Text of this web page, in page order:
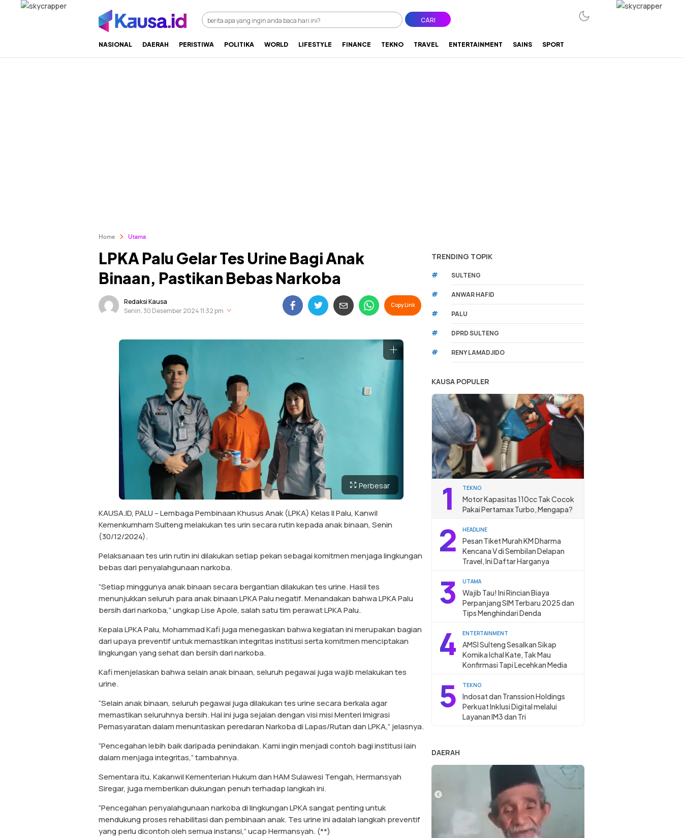
kausa
menuntaskan makna berita CARI
NASIONAL DAERAH PERISTIWA POLITIKA WORLD LIFESTYLE FINANCE TEKNO TRAVEL ENTERTAINMENT SAINS SPORT
Home Utama
LPKA Palu Gelar Tes Urine Bagi Anak
Binaan, Pastikan Bebas Narkoba
Redaksi Kausa
Senin, 30 Desember 2024 11:32 pm
Copy Link
Perbesar
KAUSA.ID, PALU – Lembaga Pembinaan Khusus Anak (LPKA) Kelas II Palu, Kanwil
Kemenkumham Sulteng melakukan tes urin secara rutin kepada anak binaan, Senin
(30/12/2024).
Pelaksanaan tes urin rutin ini dilakukan setiap pekan sebagai komitmen menjaga lingkungan
bebas dari penyalahgunaan narkoba.
“Setiap minggunya anak binaan secara bergantian dilakukan tes urine. Hasil tes
menunjukkan seluruh para anak binaan LPKA Palu negatif. Menandakan bahwa LPKA Palu
bersih dari narkoba,” ungkap Lise Apole, salah satu tim perawat LPKA Palu.
Kepala LPKA Palu, Mohammad Kafi juga menegaskan bahwa kegiatan ini merupakan bagian
dari upaya preventif untuk memastikan integritas institusi serta komitmen menciptakan
lingkungan yang sehat dan bersih dari narkoba.
Kafi menjelaskan bahwa selain anak binaan, seluruh pegawai juga wajib melakukan tes
urine.
“Selain anak binaan, seluruh pegawai juga dilakukan tes urine secara berkala agar
memastikan seluruhnya bersih. Hal ini juga sejalan dengan visi misi Menteri Imigrasi
Pemasyaratan dalam menuntaskan peredaran Narkoba di Lapas/Rutan dan LPKA,” jelasnya.
“Pencegahan lebih baik daripada penindakan. Kami ingin menjadi contoh bagi institusi lain
dalam menjaga integritas,” tambahnya.
Sementara itu, Kakanwil Kementerian Hukum dan HAM Sulawesi Tengah, Hermansyah
Siregar, juga memberikan dukungan penuh terhadap langkah ini.
“Pencegahan penyalahgunaan narkoba di lingkungan LPKA sangat penting untuk
mendukung proses rehabilitasi dan pembinaan anak. Tes urine ini adalah langkah preventif
yang perlu dicontoh oleh semua instansi,” ucap Hermansyah. (**)
TRENDING TOPIK
#
SULTENG
# ANWAR HAFID
# PALU
# DPRD SULTENG
# RENY LAMADJIDO
KAUSA POPULER
1 TEKNO
Motor Kapasitas 110cc Tak Cocok
Pakai Pertamax Turbo, Mengapa?
2 HEADLINE
Pesan Tiket Murah KM Dharma
Kencana V di Sembilan Delapan
Travel, Ini Daftar Harganya
3 UTAMA
Wajib Tau! Ini Rincian Biaya
Perpanjang SIM Terbaru 2025 dan
Tips Menghindari Denda
4 ENTERTAINMENT
AMSI Sulteng Sesalkan Sikap
Komika Ichal Kate, Tak Mau
Konfirmasi Tapi Lecehkan Media
5 TEKNO
Indosat dan Transsion Holdings
Perkuat Inklusi Digital melalui
Layanan IM3 dan Tri
DAERAH